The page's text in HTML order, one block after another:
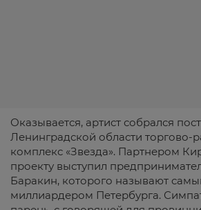
Оказывается, артист собрался
Ленинградской области торгово-
комплекс «Звезда». Партнером
проекту выступил
Баракин, которого называют
миллиардером Петербурга.